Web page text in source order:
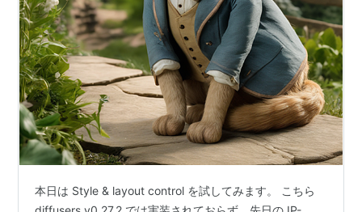
本日は Style & layout control を試してみます。 こちら